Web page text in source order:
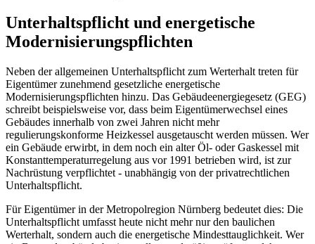
Unterhaltspflicht und energetische
Modernisierungspflichten
Neben der allgemeinen Unterhaltspflicht zum Werterhalt treten für
Eigentümer zunehmend gesetzliche energetische
Modernisierungspflichten hinzu. Das Gebäudeenergiegesetz (GEG)
schreibt beispielsweise vor, dass beim Eigentümerwechsel eines
Gebäudes innerhalb von zwei Jahren nicht mehr
regulierungskonforme Heizkessel ausgetauscht werden müssen. Wer
ein Gebäude erwirbt, in dem noch ein alter Öl- oder Gaskessel mit
Konstanttemperaturregelung aus vor 1991 betrieben wird, ist zur
Nachrüstung verpflichtet - unabhängig von der privatrechtlichen
Unterhaltspflicht.
Für Eigentümer in der Metropolregion Nürnberg bedeutet dies: Die
Unterhaltspflicht umfasst heute nicht mehr nur den baulichen
Werterhalt, sondern auch die energetische Mindesttauglichkeit. Wer